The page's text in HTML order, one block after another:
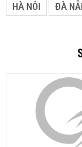
HÀ NÔI ĐÀ